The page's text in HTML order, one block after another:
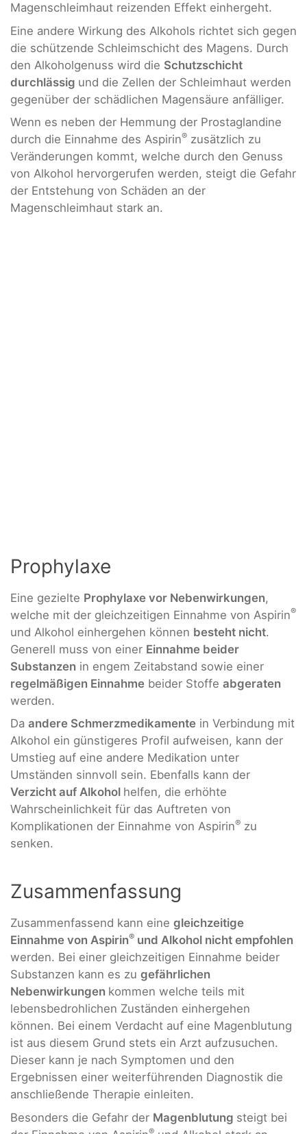
Magenschleimhaut reizenden Effekt einhergeht.
Eine andere Wirkung des Alkohols richtet sich gegen
die schützende Schleimschicht des Magens. Durch
den Alkoholgenuss wird die Schutzschicht
durchlässig und die Zellen der Schleimhaut werden
gegenüber der schädlichen Magensäure anfälliger.
Wenn es neben der Hemmung der Prostaglandine
durch die Einnahme des Aspirin® zusätzlich zu
Veränderungen kommt, welche durch den Genuss
von Alkohol hervorgerufen werden, steigt die Gefahr
der Entstehung von Schäden an der
Magenschleimhaut stark an.
Prophylaxe
Eine gezielte Prophylaxe vor Nebenwirkungen,
welche mit der gleichzeitigen Einnahme von Aspirin®
und Alkohol einhergehen können besteht nicht.
Generell muss von einer Einnahme beider
Substanzen in engem Zeitabstand sowie einer
regelmäßigen Einnahme beider Stoffe abgeraten
werden.
Da andere Schmerzmedikamente in Verbindung mit
Alkohol ein günstigeres Profil aufweisen, kann der
Umstieg auf eine andere Medikation unter
Umständen sinnvoll sein. Ebenfalls kann der
Verzicht auf Alkohol helfen, die erhöhte
Wahrscheinlichkeit für das Auftreten von
Komplikationen der Einnahme von Aspirin® zu
senken.
Zusammenfassung
Zusammenfassend kann eine gleichzeitige
Einnahme von Aspirin® und Alkohol nicht empfohlen
werden. Bei einer gleichzeitigen Einnahme beider
Substanzen kann es zu gefährlichen
Nebenwirkungen kommen welche teils mit
lebensbedrohlichen Zuständen einhergehen
können. Bei einem Verdacht auf eine Magenblutung
ist aus diesem Grund stets ein Arzt aufzusuchen.
Dieser kann je nach Symptomen und den
Ergebnissen einer weiterführenden Diagnostik die
anschließende Therapie einleiten.
Besonders die Gefahr der Magenblutung steigt bei
®